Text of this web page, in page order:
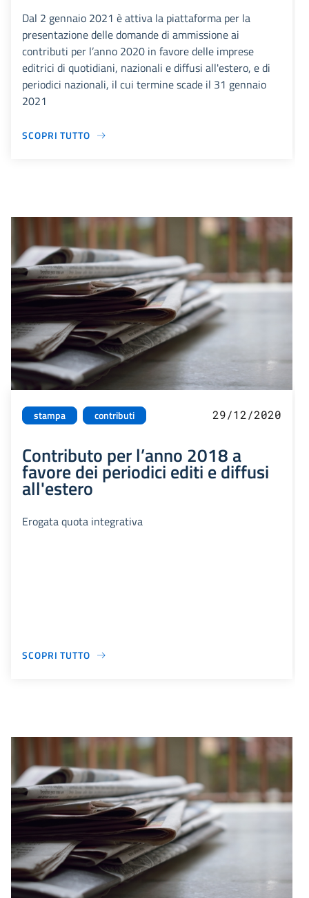
Dal 2 gennaio 2021 è attiva la piattaforma per la
presentazione delle domande di ammissione ai
contributi per l’anno 2020 in favore delle imprese
editrici di quotidiani, nazionali e diffusi all'estero, e di
periodici nazionali, il cui termine scade il 31 gennaio
2021
SCOPRI TUTTO
stampa contributi 29/12/2020
Contributo per l’anno 2018 a
favore dei periodici editi e diffusi
all'estero
Erogata quota integrativa
SCOPRI TUTTO